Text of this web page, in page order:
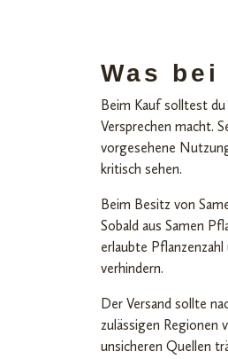
Was
Beim Kauf solltest
Versprechen macht.
vorgesehene
kritisch sehen.
Beim Besitz von
Sobald aus Samen
erlaubte
verhindern.
Der Versand sollte
zulässigen Regionen
unsicheren Quellen